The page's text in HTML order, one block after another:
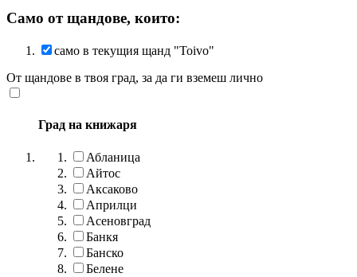
Само от щандове, които:
само в текущия щанд "Toivo"
От щандове в твоя град, за да ги вземеш лично
Град на книжаря
Абланица
Айтос
Аксаково
Априлци
Асеновград
Банкя
Банско
Белене